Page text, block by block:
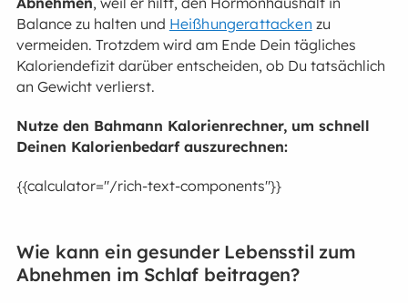
Balance zu halten und Heißhungerattacken zu
vermeiden. Trotzdem wird am Ende Dein tägliches
Kaloriendefizit darüber entscheiden, ob Du tatsächlich
an Gewicht verlierst.
Nutze den Bahmann Kalorienrechner, um schnell
Deinen Kalorienbedarf auszurechnen:
{{calculator="/rich-text-components"}}
Wie kann ein gesunder Lebensstil zum
Abnehmen im Schlaf beitragen?